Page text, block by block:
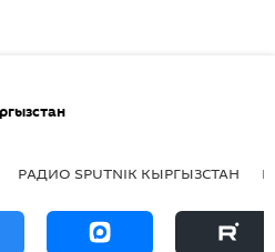
РАДИО SPUTNIK КЫРГЫЗСТАН